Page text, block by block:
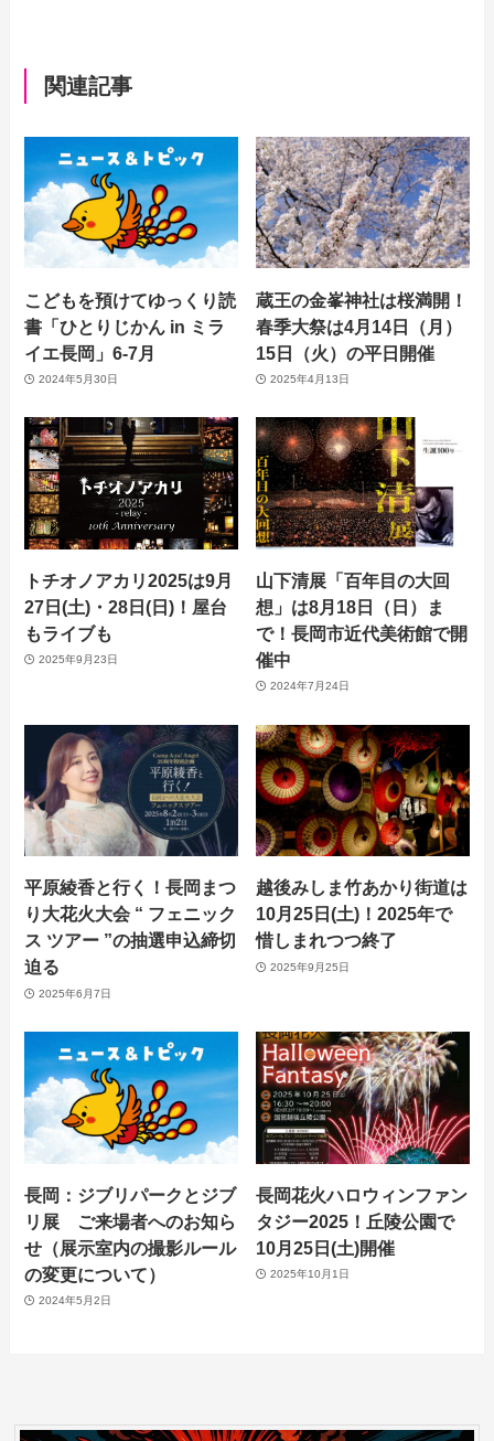
関連記事
こどもを預けてゆっくり読
書「ひとりじかん in ミラ
イエ長岡」6-7月
2024年5月30日
蔵王の金峯神社は桜満開！
春季大祭は4月14日（月）
15日（火）の平日開催
2025年4月13日
トチオノアカリ2025は9月
27日(土)・28日(日)！屋台
もライブも
2025年9月23日
山下清展「百年目の大回
想」は8月18日（日）ま
で！長岡市近代美術館で開
催中
2024年7月24日
平原綾香と行く！長岡まつ
り大花火大会 “ フェニック
ス ツアー ”の抽選申込締切
迫る
2025年6月7日
越後みしま竹あかり街道は
10月25日(土)！2025年で
惜しまれつつ終了
2025年9月25日
長岡：ジブリパークとジブ
リ展 ご来場者へのお知ら
せ（展示室内の撮影ルール
の変更について）
2024年5月2日
長岡花火ハロウィンファン
タジー2025！丘陵公園で
10月25日(土)開催
2025年10月1日